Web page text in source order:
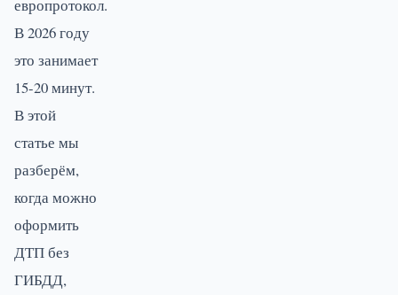
европротокол.
В 2026 году
это занимает
15-20 минут.
В этой
статье мы
разберём,
когда можно
оформить
ДТП без
ГИБДД,